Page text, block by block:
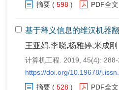
摘要 ( 598 ) PDF全文
基于释义信息的维汉机器
王亚娟,李晓,杨雅婷,米成刚
计算机工程. 2019, 45(4): 288-
https://doi.org/10.19678/
摘要 ( 528 ) PDF全文